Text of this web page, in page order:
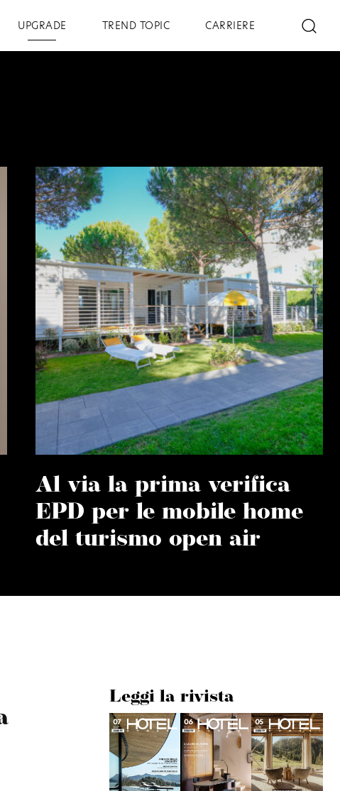
UPGRADE TREND TOPIC CARRIERE
Al via la prima verifica
EPD per le mobile home
del turismo open air
Leggi la rivista